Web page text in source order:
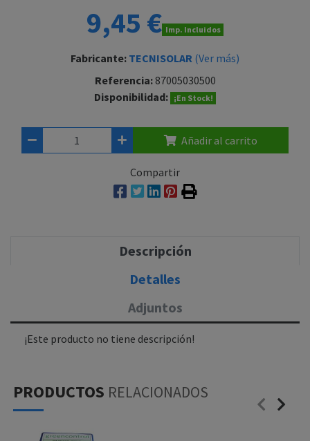
9,45 € Imp. Incluidos
Fabricante: TECNISOLAR (Ver más)
Referencia: 87005030500
Disponibilidad:
¡En Stock!
Añadir al carrito
Compartir
Descripción
Detalles
Adjuntos
¡Este producto no tiene descripción!
PRODUCTOS RELACIONADOS